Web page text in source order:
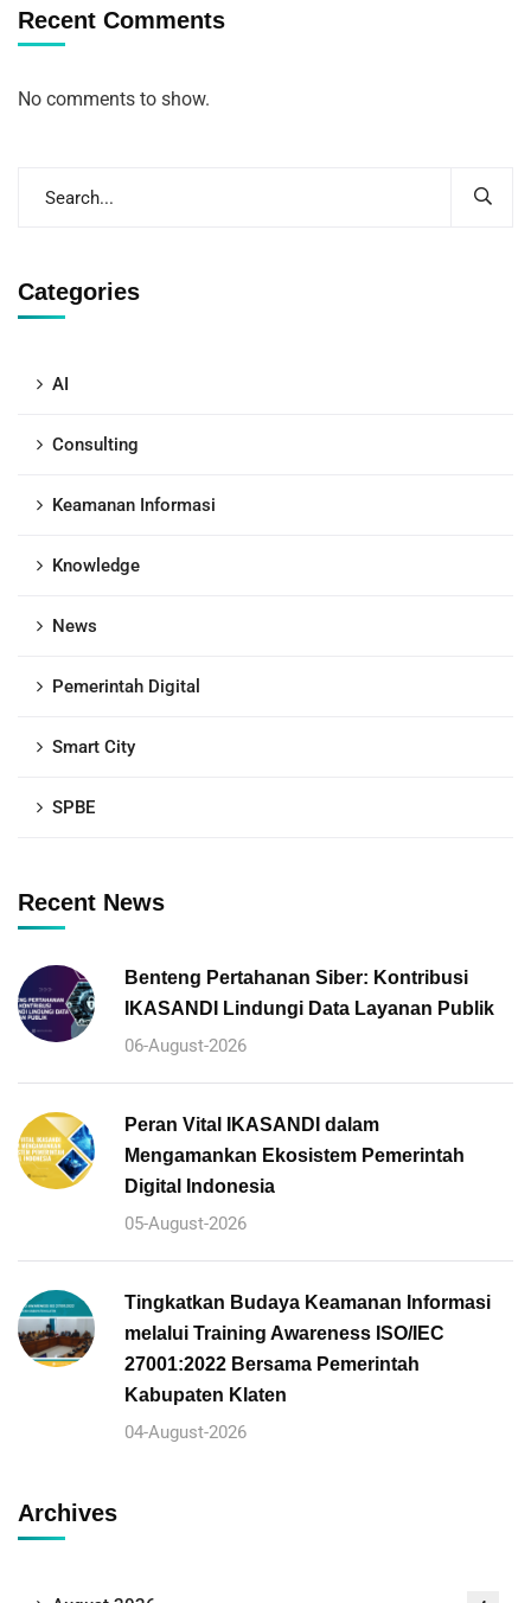
Recent Comments
No comments to show.
Categories
AI
Consulting
Keamanan Informasi
Knowledge
News
Pemerintah Digital
Smart City
SPBE
Recent News
Benteng Pertahanan Siber: Kontribusi
IKASANDI Lindungi Data Layanan Publik
06-August-2026
Peran Vital IKASANDI dalam
Mengamankan Ekosistem Pemerintah
Digital Indonesia
05-August-2026
Tingkatkan Budaya Keamanan Informasi
melalui Training Awareness ISO/IEC
27001:2022 Bersama Pemerintah
Kabupaten Klaten
04-August-2026
Archives